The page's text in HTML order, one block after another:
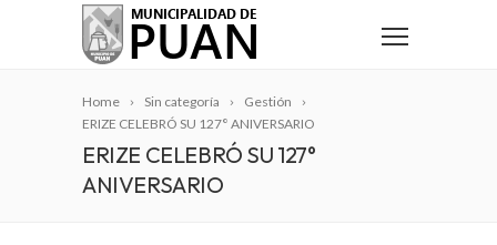
Home Sin categoría
Gestión
ERIZE CELEBRÓ SU 127° ANIVERSARIO
ERIZE CELEBRÓ SU 127°
ANIVERSARIO